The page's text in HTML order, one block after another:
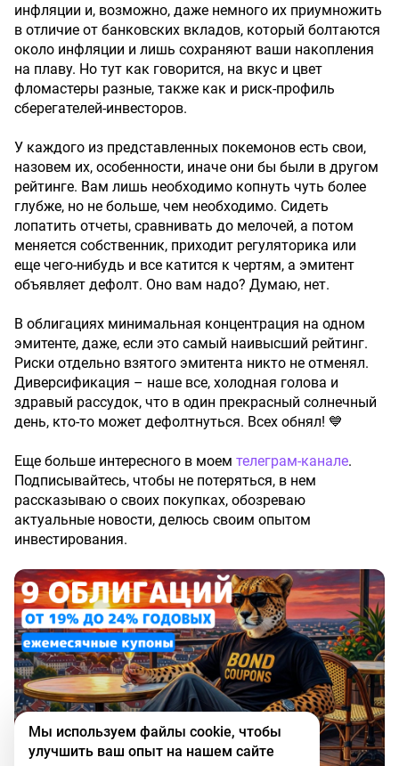
инфляции и, возможно, даже немного их приумножить
в отличие от банковских вкладов, который болтаются
около инфляции и лишь сохраняют ваши накопления
на плаву. Но тут как говорится, на вкус и цвет
фломастеры разные, также как и риск-профиль
сберегателей-инвесторов.
У каждого из представленных покемонов есть свои,
назовем их, особенности, иначе они бы были в другом
рейтинге. Вам лишь необходимо копнуть чуть более
глубже, но не больше, чем необходимо. Сидеть
лопатить отчеты, сравнивать до мелочей, а потом
меняется собственник, приходит регуляторика или
еще чего-нибудь и все катится к чертям, а эмитент
объявляет дефолт. Оно вам надо? Думаю, нет.
В облигациях минимальная концентрация на одном
эмитенте, даже, если это самый наивысший рейтинг.
Риски отдельно взятого эмитента никто не отменял.
Диверсификация – наше все, холодная голова и
здравый рассудок, что в один прекрасный солнечный
день, кто-то может дефолтнуться. Всех обнял! 💙
Еще больше интересного в моем телеграм-канале.
Подписывайтесь, чтобы не потеряться, в нем
рассказываю о своих покупках, обозреваю
актуальные новости, делюсь своим опытом
инвестирования.
Мы используем файлы cookie, чтобы
улучшить ваш опыт на нашем сайте